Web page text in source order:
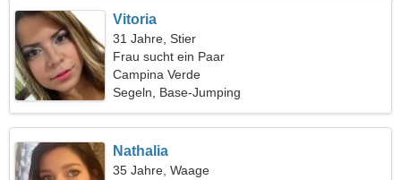
Vitoria
31 Jahre, Stier
Frau sucht ein Paar
Campina Verde
Segeln, Base-Jumping
Nathalia
35 Jahre, Waage